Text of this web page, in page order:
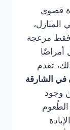
قصوى
المنازل،
فقط مزعجة
أمراضًا
تقدم
في الشارقة
وجود
الطُعوم